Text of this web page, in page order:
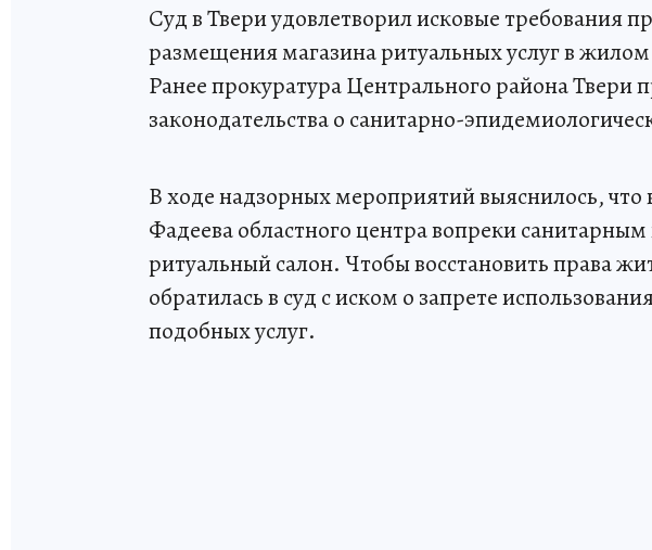
Суд в Твери удовлетворил исковые требования
размещения магазина ритуальных услуг в
Ранее прокуратура Центрального района Твери
законодательства о санитарно-
В ходе надзорных мероприятий выяснилось,
Фадеева областного центра вопреки
ритуальный салон. Чтобы восстановить права
обратилась в суд с иском о запрете
подобных услуг.